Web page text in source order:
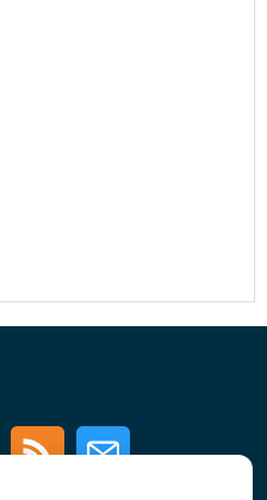
InstagramRSS Newsletter